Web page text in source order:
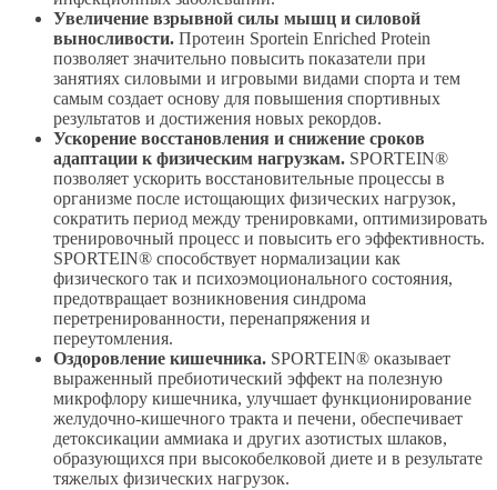
Увеличение взрывной силы мышц и силовой
выносливости. Протеин Sportein Enriched Protein
позволяет значительно повысить показатели при
занятиях силовыми и игровыми видами спорта и тем
самым создает основу для повышения спортивных
результатов и достижения новых рекордов.
Ускорение восстановления и снижение сроков
адаптации к физическим нагрузкам. SPORTEIN®
позволяет ускорить восстановительные процессы в
организме после истощающих физических нагрузок,
сократить период между тренировками, оптимизировать
тренировочный процесс и повысить его эффективность.
SPORTEIN® способствует нормализации как
физического так и психоэмоционального состояния,
предотвращает возникновения синдрома
перетренированности, перенапряжения и
переутомления.
Оздоровление кишечника. SPORTEIN® оказывает
выраженный пребиотический эффект на полезную
микрофлору кишечника, улучшает функционирование
желудочно-кишечного тракта и печени, обеспечивает
детоксикации аммиака и других азотистых шлаков,
образующихся при высокобелковой диете и в результате
тяжелых физических нагрузок.